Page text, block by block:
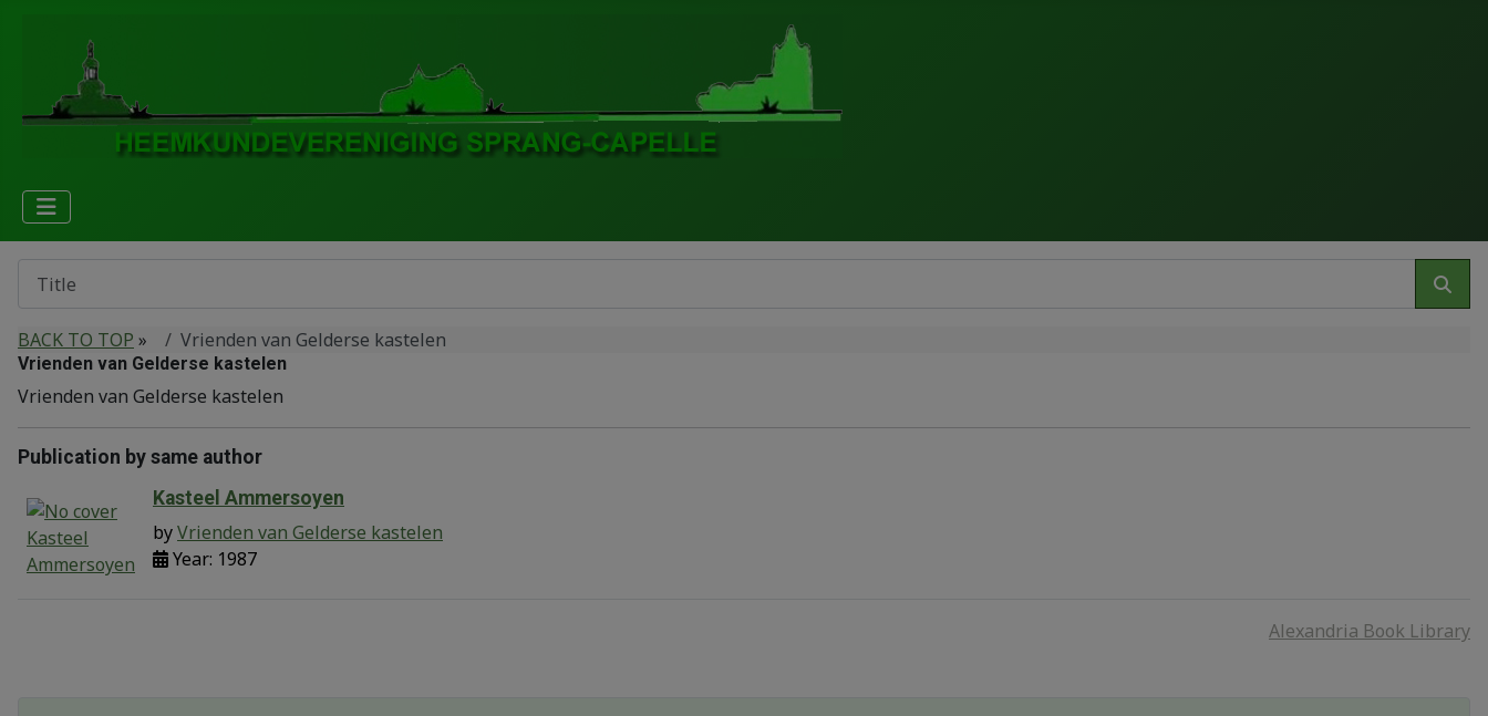
BACK TO TOP » Vrienden van Gelderse kastelen
Vrienden van Gelderse kastelen
Vrienden van Gelderse kastelen
Publication by same author
Kasteel Ammersoyen
byVrienden van Gelderse kastelen
Year: 1987
Alexandria Book Library